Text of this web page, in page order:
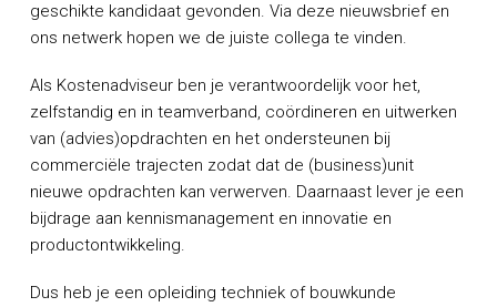
geschikte kandidaat gevonden. Via deze nieuwsbrief en
ons netwerk hopen we de juiste collega te vinden.
Als Kostenadviseur ben je verantwoordelijk voor het,
zelfstandig en in teamverband, coördineren en uitwerken
van (advies)opdrachten en het ondersteunen bij
commerciële trajecten zodat dat de (business)unit
nieuwe opdrachten kan verwerven. Daarnaast lever je een
bijdrage aan kennismanagement en innovatie en
productontwikkeling.
Dus heb je een opleiding techniek of bouwkunde